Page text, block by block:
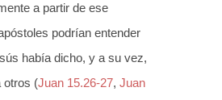
a partir de ese
podrían entender
había dicho, y a su vez,
otros (Juan 15.26-27, Juan